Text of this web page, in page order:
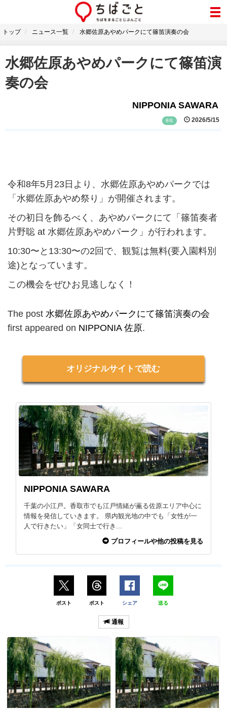
トップ ニュース一覧 水郷佐原あやめパークにて篠笛演奏の会
水郷佐原あやめパークにて篠笛演
奏の会
NIPPONIA SAWARA
香取 2026/5/15
令和8年5月23日より、水郷佐原あやめパークでは
「水郷佐原あやめ祭り」が開催されます。
その初日を飾るべく、あやめパークにて「篠笛奏者
片野聡 at 水郷佐原あやめパーク」が行われます。
10:30〜と13:30〜の2回で、観覧は無料(要入園料別
途)となっています。
この機会をぜひお見逃しなく！
The post 水郷佐原あやめパークにて篠笛演奏の会
first appeared on NIPPONIA 佐原.
オリジナルサイトで読む
NIPPONIA SAWARA
千葉の小江戸。香取市でも江戸情緒が薫る佐原エリア中心に
情報を発信していきます。 県内観光地の中でも「女性が一
人で行きたい」「女同士で行き...
プロフィールや他の投稿を見る
ポスト ポスト シェア 送る
通報